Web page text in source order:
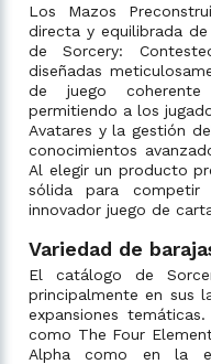
Los Mazos
directa y equilibrada
de Sorcery:
diseñadas
de juego
permitiendo a los
Avatares y la gestión
conocimientos
Al elegir un producto
sólida para
innovador juego de
Variedad de
El catálogo de
principalmente en sus
expansiones
como The Four
Alpha como en la